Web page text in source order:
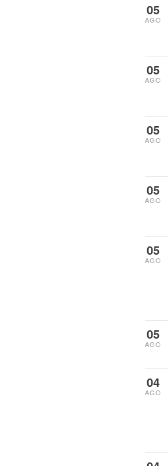
05
AGO
05
AGO
05
AGO
05
AGO
05
AGO
05
AGO
04
AGO